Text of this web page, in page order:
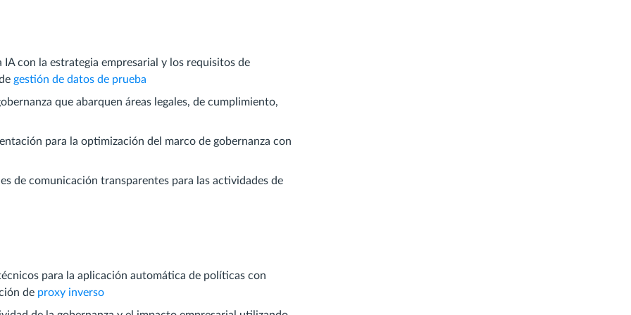
IA con la estrategia empresarial y los requisitos de
gestión de datos de prueba
que abarquen áreas legales, de cumplimiento,
para la optimización del marco de gobernanza con
de comunicación transparentes para las actividades de
para la aplicación automática de políticas con
de proxy inverso